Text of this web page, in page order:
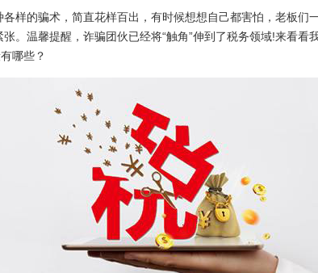
样的骗术，简直花样百出，有时候想想自己都害怕，老板们
。温馨提醒，诈骗团伙已经将“触角”伸到了税务领域!来看看
哪些？